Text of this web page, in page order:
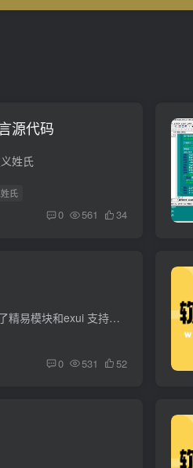
源代码
姓氏
氏
0 561 34
二维码生成 需要联网的 用了精易模块和exui 支持库EX_UI界面库201805.26版(exui.fne)
0 531 52